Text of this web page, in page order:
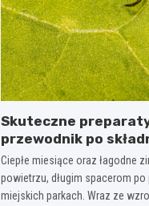
Skuteczne
przewodnik po
Ciepłe miesiące oraz łagodne
powietrzu, długim spacerom
miejskich parkach. Wraz ze